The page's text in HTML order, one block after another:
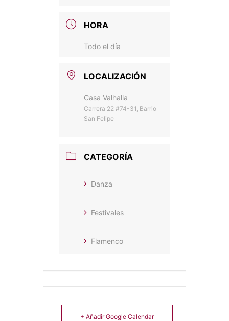
HORA
Todo el día
LOCALIZACIÓN
Casa Valhalla
Carrera 22 #74-31, Barrio
San Felipe
CATEGORÍA
Danza
Festivales
Flamenco
+ Añadir Google Calendar